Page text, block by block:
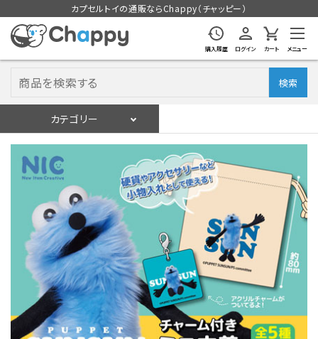
カプセルトイの通販ならChappy（チャッピー）
購入履歴 ログイン カート メニュー
検索
カテゴリー
ログイン 会員登録
入荷スケジュールをチェック
カプセルトイマシン本体
カプセルトイ
販促用空カプセル